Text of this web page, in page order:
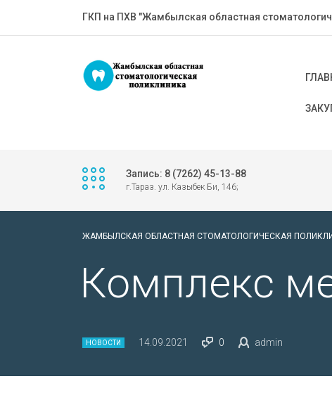
ГКП на ПХВ "Жамбылская областная
Запись: 8 (7262) 45-13-88
г.Тараз. ул. Казыбек Би, 146;
ЖАМБЫЛСКАЯ ОБЛАСТНАЯ СТОМАТОЛОГИЧЕСКАЯ
Комплекс
НОВОСТИ 14.09.2021 0 admin